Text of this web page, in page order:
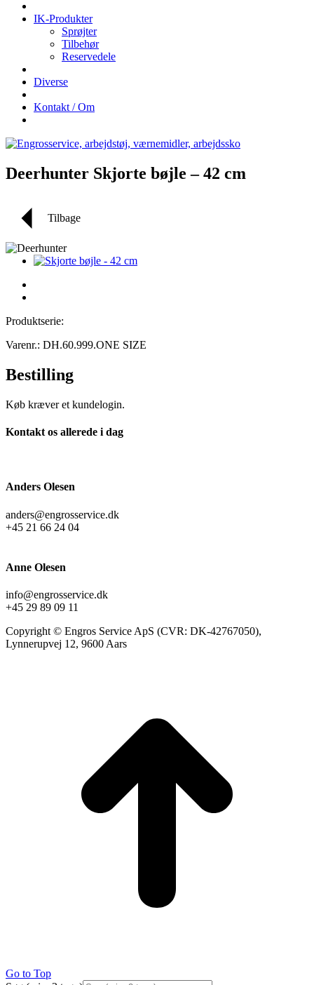
IK-Produkter
Sprøjter
Tilbehør
Reservedele
Diverse
Kontakt / Om
Deerhunter Skjorte bøjle – 42 cm
Tilbage
Produktserie:
Varenr.: DH.60.999.ONE SIZE
Bestilling
Køb kræver et kundelogin.
Kontakt os allerede i dag
Anders Olesen
anders@engrosservice.dk
+45 21 66 24 04
Anne Olesen
info@engrosservice.dk
+45 29 89 09 11
Copyright © Engros Service ApS (CVR: DK-42767050),
Lynnerupvej 12, 9600 Aars
Go to Top